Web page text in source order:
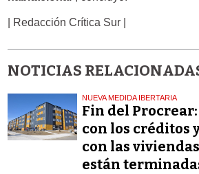
| Redacción Crítica Sur |
NOTICIAS
NUEVA MEDIDA IBERTARIA
Fin del
con los créditos
con las
están